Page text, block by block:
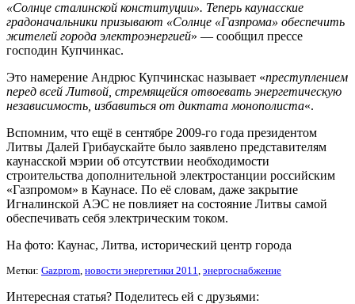
«Солнце сталинской конституции». Теперь каунасские
градоначальники призывают «Солнце «Газпрома» обеспечить
жителей города электроэнергией» — сообщил прессе
господин Купчинкас.
Это намерение Андрюс Купчинскас называет «преступлением
перед всей Литвой, стремящейся отвоевать энергетическую
независимость, избавиться от диктата монополиста«.
Вспомним, что ещё в сентябре 2009-го года президентом
Литвы Далей Грибаускайте было заявлено представителям
каунасской мэрии об отсутствии необходимости
строительства дополнительной электростанции российским
«Газпромом» в Каунасе. По её словам, даже закрытие
Игналинской АЭС не повлияет на состояние Литвы самой
обеспечивать себя электричеcким током.
На фото: Каунас, Литва, исторический центр города
Метки: Gazprom, новости энергетики 2011, энергоснабжение
Интересная статья? Поделитесь ей с друзьями: